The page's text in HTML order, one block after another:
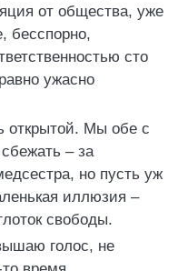
от общества, уже
бесспорно,
сто
ужасно
открытой. Мы обе с
– за
но пусть уж
иллюзия –
свободы.
голос, не